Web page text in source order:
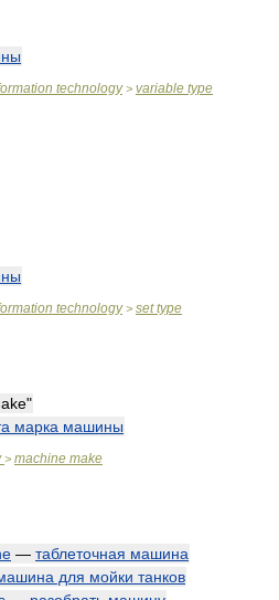
technology> variable type
technology> set type
марка машины
> machine make
— таблеточная машина
для мойки танков